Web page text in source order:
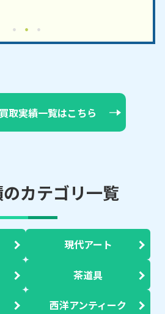
取実績一覧はこちら
カテゴリ一覧
現代アート
茶道具
西洋アンティーク